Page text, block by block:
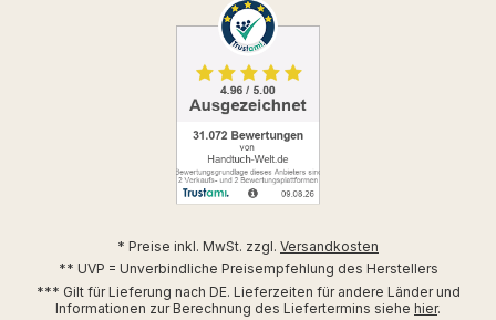
* Preise inkl. MwSt. zzgl. Versandkosten
** UVP = Unverbindliche Preisempfehlung des Herstellers
*** Gilt für Lieferung nach DE. Lieferzeiten für andere Länder und
Informationen zur Berechnung des Liefertermins siehe hier.